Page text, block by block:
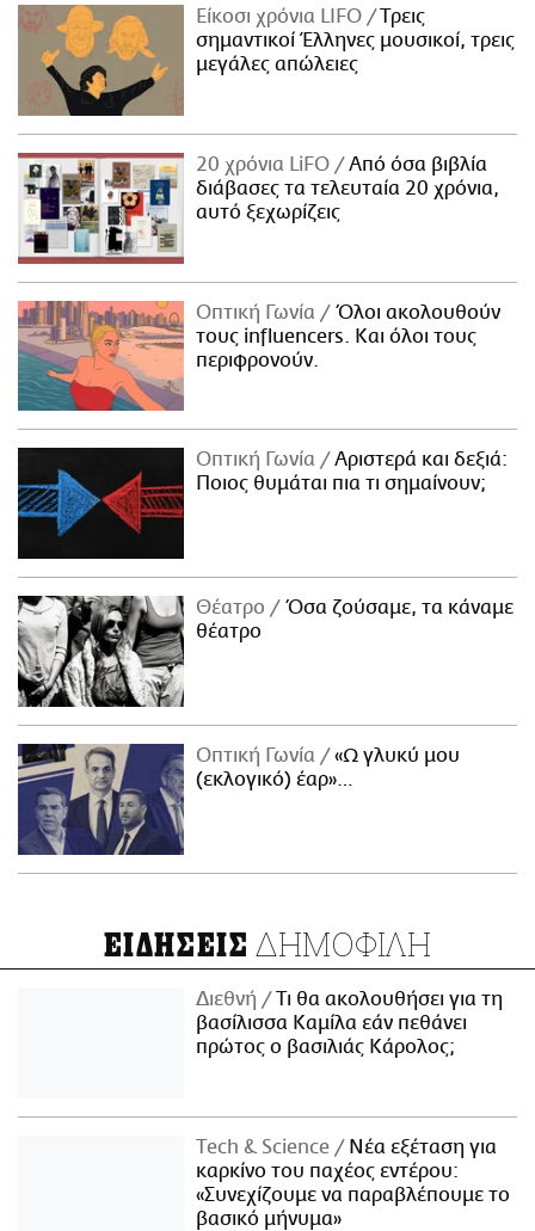
Είκοσι χρόνια LIFO
Tρεις
σημαντικοί Έλληνες μουσικοί, τρεις
μεγάλες απώλειες
20 χρόνια LiFO
Από όσα βιβλία
διάβασες τα τελευταία 20 χρόνια,
αυτό ξεχωρίζεις
Οπτική Γωνία
Όλοι ακολουθούν
τους influencers. Και όλοι τους
περιφρονούν.
Οπτική Γωνία
Αριστερά και δεξιά:
Ποιος θυμάται πια τι σημαίνουν;
Θέατρο
Όσα ζούσαμε, τα κάναμε
θέατρο
Οπτική Γωνία
«Ω γλυκύ μου
(εκλογικό) έαρ»…
ΕΙΔΗΣΕΙΣ ΔΗΜΟΦΙΛΗ
Διεθνή
Τι θα ακολουθήσει για τη
βασίλισσα Καμίλα εάν πεθάνει
πρώτος ο βασιλιάς Κάρολος;
Τech & Science
Νέα εξέταση για
καρκίνο του παχέος εντέρου:
«Συνεχίζουμε να παραβλέπουμε το
βασικό μήνυμα»